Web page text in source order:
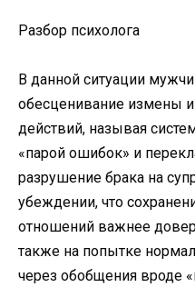
Разбор психолога
В данной ситуации
обесценивание измены
действий, называя
«парой ошибок» и
разрушение брака на
убеждении, что
отношений важнее
также на попытке
через обобщения вроде